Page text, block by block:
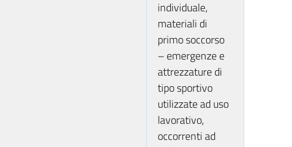
individuale,
materiali di
primo soccorso
– emergenze e
attrezzature di
tipo sportivo
utilizzate ad uso
lavorativo,
occorrenti ad